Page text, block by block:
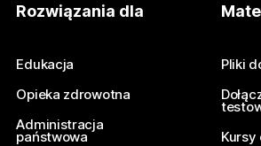
Rozwiązania dla
Edukacja
Opieka zdrowotna
Administracja
państwowa
Pliki
Kursy